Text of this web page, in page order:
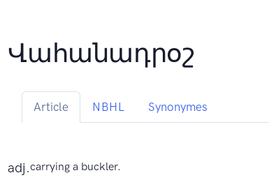
Վահանադրօշ
Article NBHL Synonymes
adj.carrying a buckler.